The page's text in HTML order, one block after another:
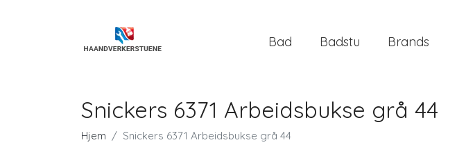
Bad Badstu Brands
Snickers 6371 Arbeidsbukse grå 44
Hjem Snickers 6371 Arbeidsbukse grå 44